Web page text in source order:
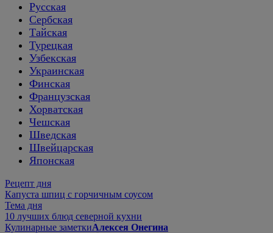
Русская
Сербская
Тайская
Турецкая
Узбекская
Украинская
Финская
Французская
Хорватская
Чешская
Шведская
Швейцарская
Японская
Рецепт дня
Капуста шпиц с горчичным соусом
Тема дня
10 лучших блюд северной кухни
Кулинарные заметкиАлексея Онегина